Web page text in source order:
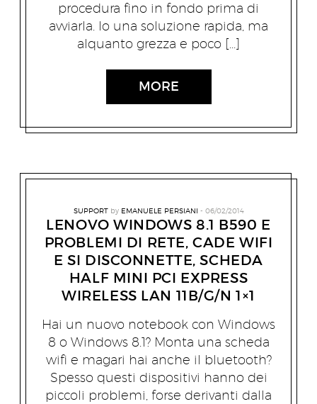
procedura fino in fondo prima di
avviarla. Io una soluzione rapida, ma
alquanto grezza e poco […]
MORE
SUPPORT by EMANUELE PERSIANI 06/02/2014
LENOVO WINDOWS 8.1 B590 E
PROBLEMI DI RETE, CADE WIFI
E SI DISCONNETTE, SCHEDA
HALF MINI PCI EXPRESS
WIRELESS LAN 11B/G/N 1×1
Hai un nuovo notebook con Windows
8 o Windows 8.1? Monta una scheda
wifi e magari hai anche il bluetooth?
Spesso questi dispositivi hanno dei
piccoli problemi, forse derivanti dalla